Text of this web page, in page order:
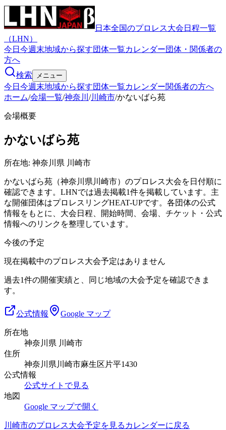
日本全国のプロレス大会日程一覧
（LHN）
今日 今週末地域から探す団体一覧カレンダー団体・関係者の
方へ
検索
メニュー
今日 今週末地域から探す団体一覧カレンダー関係者の方へ
ホーム/会場一覧/神奈川 /川崎市/かないばら苑
会場概要
かないばら苑
所在地: 神奈川県 川崎市
かないばら苑（神奈川県川崎市）のプロレス大会を日付順に
確認できます。LHNでは過去掲載1件を掲載しています。主
な開催団体はプロレスリングHEAT-UPです。各団体の公式
情報をもとに、大会日程、開始時間、会場、チケット・公式
情報へのリンクを整理しています。
今後の予定
現在掲載中のプロレス大会予定はありません
過去1件の開催実績と、同じ地域の大会予定を確認できま
す。
公式情報 Google マップ
所在地
神奈川県 川崎市
住所
神奈川県川崎市麻生区片平1430
公式情報
公式サイトで見る
地図
Google マップで開く
川崎市のプロレス大会予定を見る カレンダーに戻る